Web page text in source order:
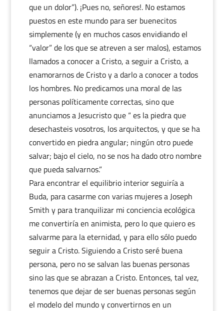
que un dolor”). ¡Pues no, señores!. No estamos
puestos en este mundo para ser buenecitos
simplemente (y en muchos casos envidiando el
“valor” de los que se atreven a ser malos), estamos
llamados a conocer a Cristo, a seguir a Cristo, a
enamorarnos de Cristo y a darlo a conocer a todos
los hombres. No predicamos una moral de las
personas políticamente correctas, sino que
anunciamos a Jesucristo que “ es la piedra que
desechasteis vosotros, los arquitectos, y que se ha
convertido en piedra angular; ningún otro puede
salvar; bajo el cielo, no se nos ha dado otro nombre
que pueda salvarnos.”
Para encontrar el equilibrio interior seguiría a
Buda, para casarme con varias mujeres a Joseph
Smith y para tranquilizar mi conciencia ecológica
me convertiría en animista, pero lo que quiero es
salvarme para la eternidad, y para ello sólo puedo
seguir a Cristo. Siguiendo a Cristo seré buena
persona, pero no se salvan las buenas personas
sino las que se abrazan a Cristo. Entonces, tal vez,
tenemos que dejar de ser buenas personas según
el modelo del mundo y convertirnos en un